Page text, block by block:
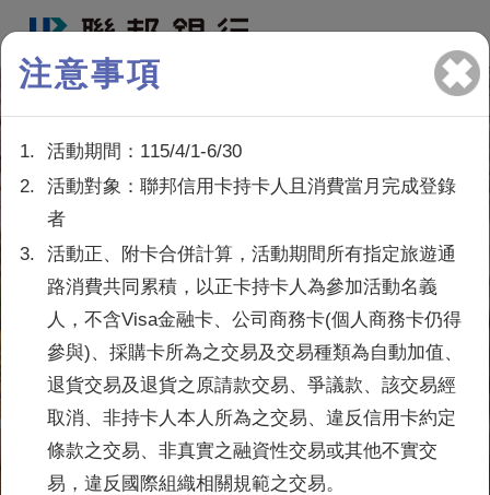
注意事項
1.
活動期間：115/4/1-6/30
2.
活動對象：聯邦信用卡持卡人且消費當月完成登錄
者
3.
活動正、附卡合併計算，活動期間所有指定旅遊通
路消費共同累積，以正卡持卡人為參加活動名義
人，不含Visa金融卡、公司商務卡(個人商務卡仍得
參與)、採購卡所為之交易及交易種類為自動加值、
退貨交易及退貨之原請款交易、爭議款、該交易經
取消、非持卡人本人所為之交易、違反信用卡約定
條款之交易、非真實之融資性交易或其他不實交
易，違反國際組織相關規範之交易。